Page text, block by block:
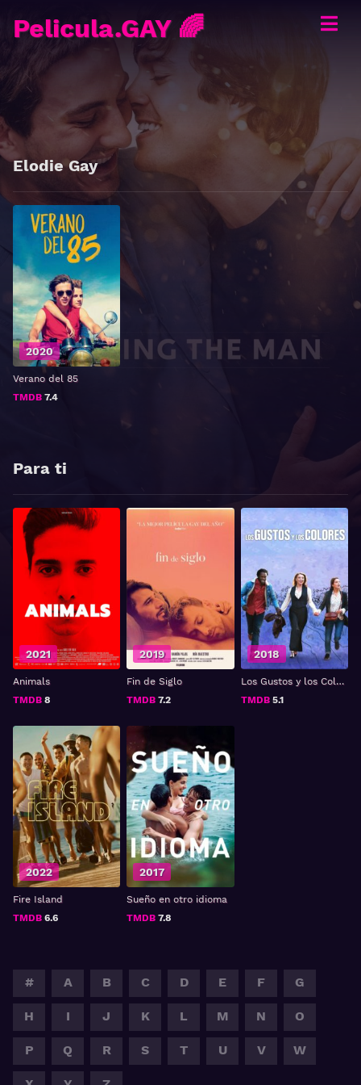
Pelicula.GAY 🌈
Elodie Gay
Verano del 85
TMDB 7.4
2020
Para ti
Animals
TMDB 8
2021
Fin de Siglo
TMDB 7.2
2019
Los Gustos y los Colores
TMDB5.1
2018
Fire Island
TMDB 6.6
2022
Sueño en otro idioma
TMDB 7.8
2017
# A B C D E F G
H I J K L M N O
P Q R S T U V W